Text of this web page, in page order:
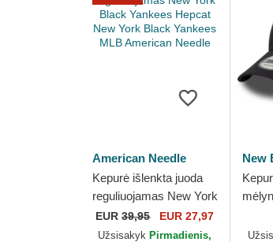
American Needle
Kepurė išlenkta juoda
reguliuojamas New York
Black Yankees Hepcat
New York Black
EUR39,95 EUR 27,97
Užsisakyk Pirmadienis,
New